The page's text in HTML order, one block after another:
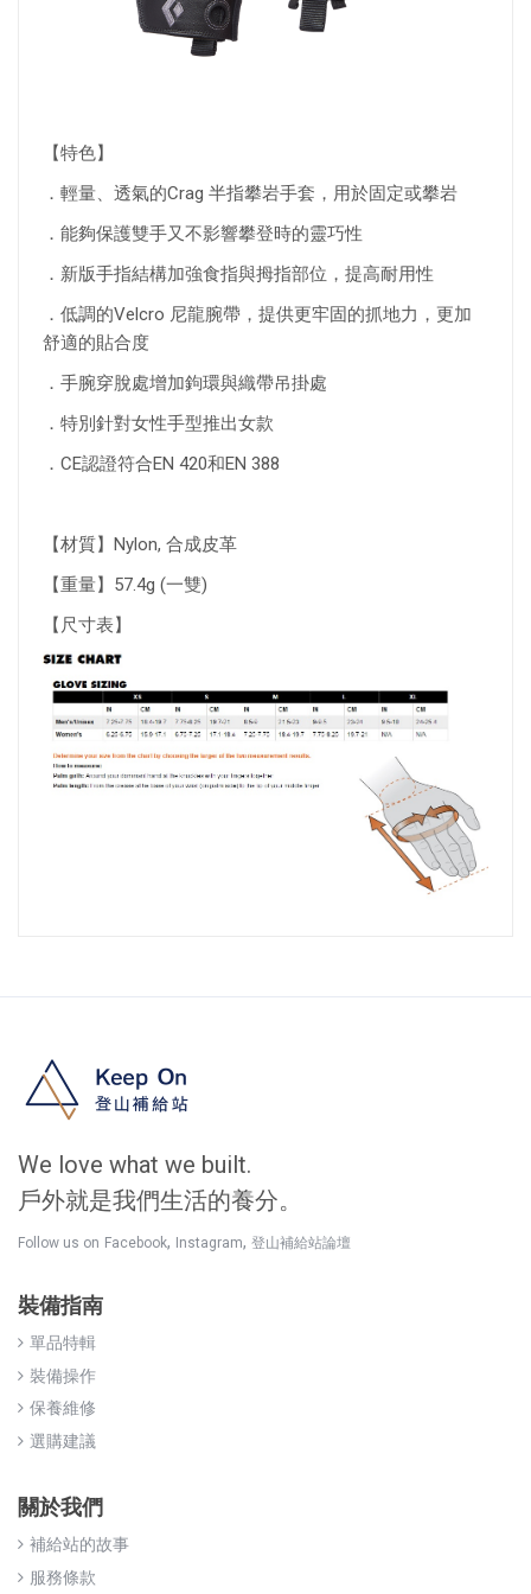
【特色】
．輕量、透氣的Crag 半指攀岩手套，用於固定或攀岩
．能夠保護雙手又不影響攀登時的靈巧性
．新版手指結構加強食指與拇指部位，提高耐用性
．低調的Velcro 尼龍腕帶，提供更牢固的抓地力，更加
舒適的貼合度
．手腕穿脫處增加鉤環與織帶吊掛處
．特別針對女性手型推出女款
．CE認證符合EN 420和EN 388
【材質】Nylon, 合成皮革
【重量】57.4g (一雙)
【尺寸表】
We love what we built.
戶外就是我們生活的養分。
Follow us on Facebook, Instagram, 登山補給站論壇
裝備指南
單品特輯
裝備操作
保養維修
選購建議
關於我們
補給站的故事
服務條款